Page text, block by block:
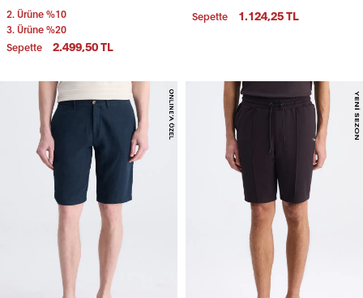
2. Ürüne %10
3. Ürüne %20
Sepette
2.499,50 TL
Sepette 1.124,25 TL